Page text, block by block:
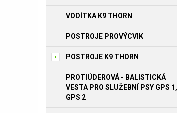
VODÍTKA K9 THORN
POSTROJE PROVÝCVIK
POSTROJE K9 THORN
PROTIÚDEROVÁ - BALISTICKÁ
VESTA PRO SLUŽEBNÍ PSY GPS 1,
GPS 2